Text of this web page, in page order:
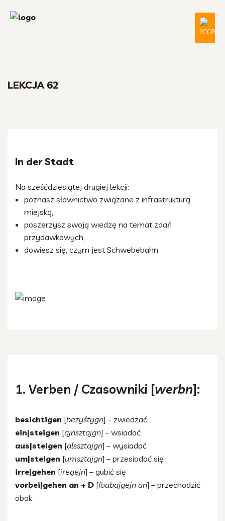
LEKCJA 62
In der Stadt
Na sześćdziesiątej drugiej lekcji:
poznasz słownictwo związane z infrastrukturą
miejską,
poszerzysz swoją wiedzę na temat zdań
przydawkowych,
dowiesz się, czym jest Schwebebahn.
1. Verben / Czasowniki [werbn]:
besichtigen [bezyśtygn] – zwiedzać
ein|steigen [ajnsztajgn] – wsiadać
aus|steigen [ałssztajgn] – wysiadać
um|steigen [umsztajgn] – przesiadać się
irre|gehen [iregejn] – gubić się
vorbei|gehen an + D [foabajgejn an] – przechodzić
obok